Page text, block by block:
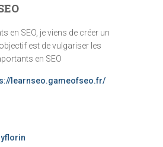
en SEO, je viens de créer un
est de vulgariser les
en SEO
learnseo.gameofseo.fr/